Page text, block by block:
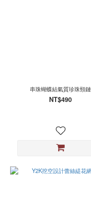
串珠蝴蝶結氣質珍珠頸鏈
NT$490